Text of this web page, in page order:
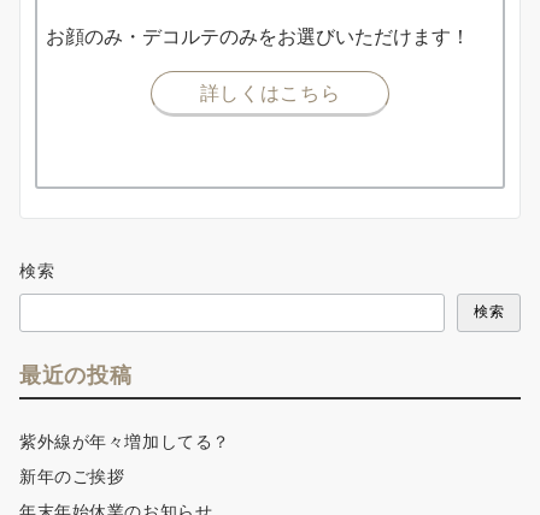
お顔のみ・デコルテのみをお選びいただけます！
詳しくはこちら
検索
検索
最近の投稿
紫外線が年々増加してる？
新年のご挨拶
年末年始休業のお知らせ